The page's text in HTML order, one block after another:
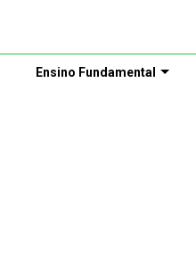
Ensino Fundamental